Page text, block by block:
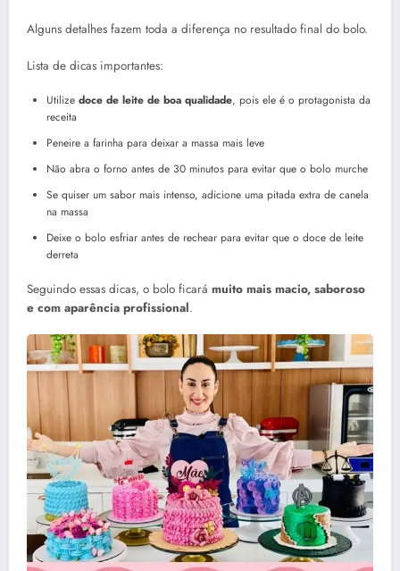
Alguns detalhes fazem toda a diferença no resultado final do bolo.
Lista de dicas importantes:
Utilize doce de leite de boa qualidade, pois ele é o protagonista da
receita
Peneire a farinha para deixar a massa mais leve
Não abra o forno antes de 30 minutos para evitar que o bolo murche
Se quiser um sabor mais intenso, adicione uma pitada extra de canela
na massa
Deixe o bolo esfriar antes de rechear para evitar que o doce de leite
derreta
Seguindo essas dicas, o bolo ficará muito mais macio, saboroso
e com aparência profissional.